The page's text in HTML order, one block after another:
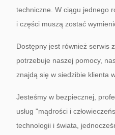
techniczne. W ciągu jednego
i części muszą zostać
Dostępny jest również serwis
potrzebuje naszej pomocy,
znajdą się w siedzibie klienta
Jesteśmy w bezpiecznej,
usług "mądrości i
technologii i świata,